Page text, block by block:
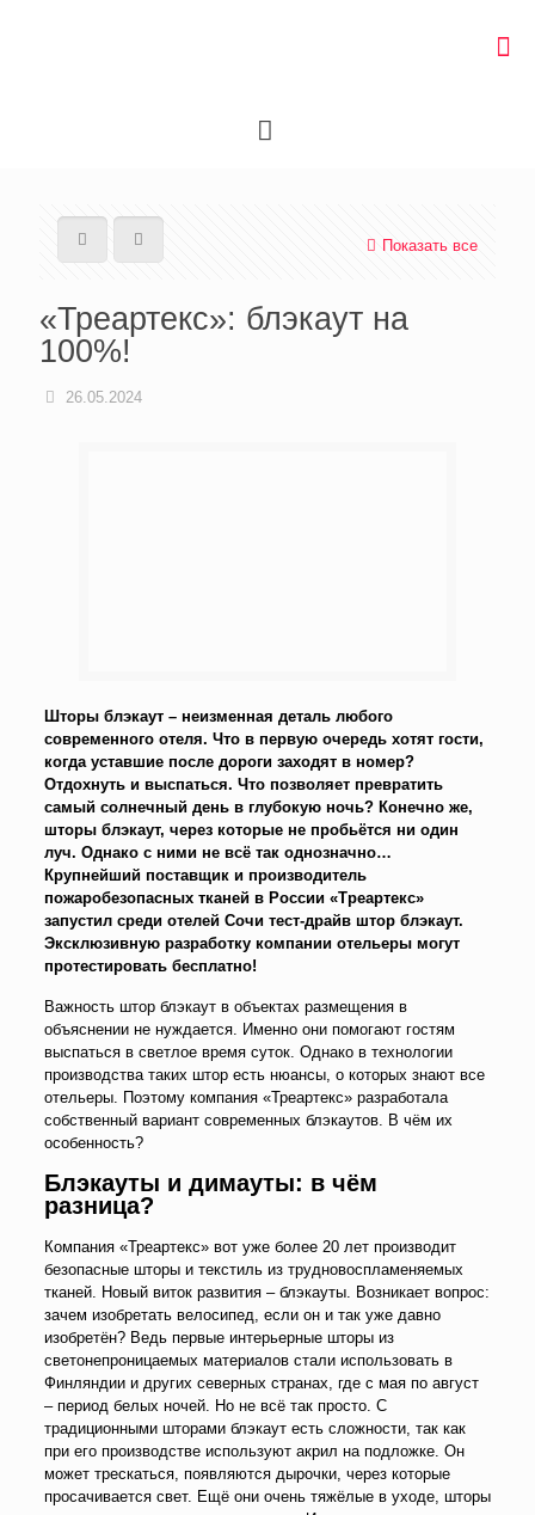
Показать все
«Треартекс»: блэкаут на
100%!
26.05.2024
Шторы блэкаут – неизменная деталь любого
современного отеля. Что в первую очередь хотят гости,
когда уставшие после дороги заходят в номер?
Отдохнуть и выспаться. Что позволяет превратить
самый солнечный день в глубокую ночь? Конечно же,
шторы блэкаут, через которые не пробьётся ни один
луч. Однако с ними не всё так однозначно…
Крупнейший поставщик и производитель
пожаробезопасных тканей в России «Треартекс»
запустил среди отелей Сочи тест-драйв штор блэкаут.
Эксклюзивную разработку компании отельеры могут
протестировать бесплатно!
Важность штор блэкаут в объектах размещения в
объяснении не нуждается. Именно они помогают гостям
выспаться в светлое время суток. Однако в технологии
производства таких штор есть нюансы, о которых знают все
отельеры. Поэтому компания «Треартекс» разработала
собственный вариант современных блэкаутов. В чём их
особенность?
Блэкауты и димауты: в чём
разница?
Компания «Треартекс» вот уже более 20 лет производит
безопасные шторы и текстиль из трудновоспламеняемых
тканей. Новый виток развития – блэкауты. Возникает вопрос:
зачем изобретать велосипед, если он и так уже давно
изобретён? Ведь первые интерьерные шторы из
светонепроницаемых материалов стали использовать в
Финляндии и других северных странах, где с мая по август
– период белых ночей. Но не всё так просто. С
традиционными шторами блэкаут есть сложности, так как
при его производстве используют акрил на подложке. Он
может трескаться, появляются дырочки, через которые
просачивается свет. Ещё они очень тяжёлые в уходе, шторы